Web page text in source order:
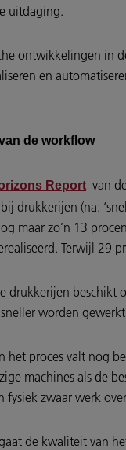
uitdaging.
ontwikkelingen in
en
de workflow
Report van
drukkerijen (na:
maar zo’n 13
Terwijl 29
drukkerijen beschikt
worden
het proces valt nog
machines als de
fysiek zwaar werk
de kwaliteit van